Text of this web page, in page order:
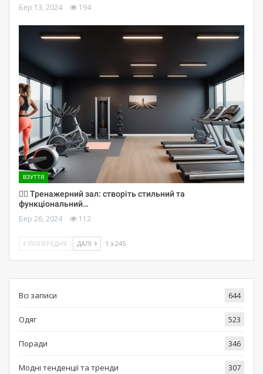
Бер 13, 2024 194
ВЗУТТЯ
🏋️‍♀️ Тренажерний зал: створіть стильний та
функціональний…
Бер 26, 2024 112
ПОПЕРЕДНЯ ДАЛІ 1 з 245
Всі записи 644
Одяг 523
Поради 346
Модні тенденції та тренди 307